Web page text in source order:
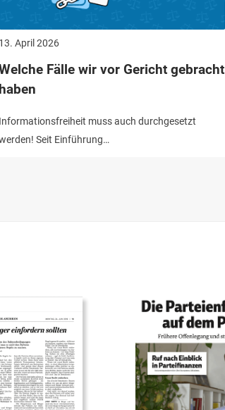
13. April 2026
Fälle wir vor Gericht gebracht
haben
Informationsfreiheit muss auch durchgesetzt
Seit Einführung…